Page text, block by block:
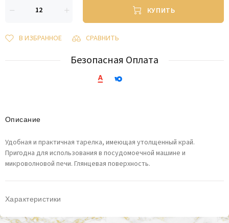
КУПИТЬ
В ИЗБРАННОЕ СРАВНИТЬ
Безопасная Оплата
Описание
Удобная и практичная тарелка, имеющая утолщенный край.
Пригодна для использования в посудомоечной машине и
микроволновой печи. Глянцевая поверхность.
Характеристики